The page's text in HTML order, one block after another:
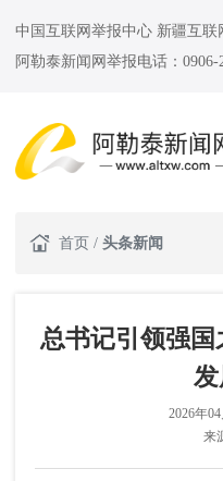
中国互联网举报中心 新疆互联
阿勒泰新闻网举报电话：0906-
首页 / 头条新闻
总书记引领强
2026年
来